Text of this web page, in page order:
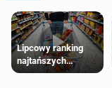
Lipcowy ranking
najtańszych
supermarketów